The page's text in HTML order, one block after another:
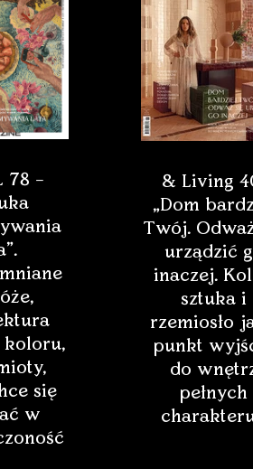
78 –
koloru,
się
w
& Living
„Dom
Twój.
urządzić
inaczej.
sztuka i
rzemiosło
punkt
do
pełnych